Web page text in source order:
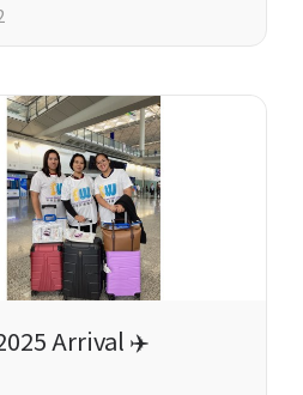
Arrival ✈️